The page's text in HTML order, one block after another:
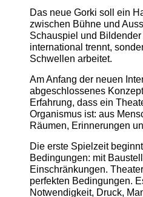
Das neue Gorki soll ein
zwischen Bühne und
Schauspiel und
international trennt,
Schwellen arbeitet.
Am Anfang der neuen
abgeschlossenes
Erfahrung, dass ein
Organismus ist: aus
Räumen, Erinnerungen
Die erste Spielzeit
Bedingungen: mit
Einschränkungen.
perfekten Bedingungen.
Notwendigkeit, Druck,